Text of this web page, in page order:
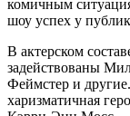
комичным
шоу успех у
В актерском
задействованы
Феймстер и
харизматичная